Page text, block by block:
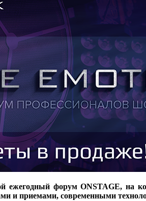
ежегодный форум ONSTAGE, на
и приемами, современными